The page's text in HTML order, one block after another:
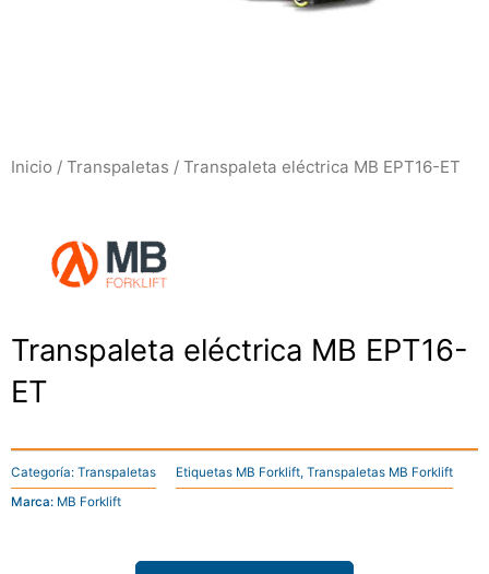
Inicio / Transpaletas / Transpaleta eléctrica MB EPT16-ET
Transpaleta eléctrica MB EPT16-
ET
Categoría: Transpaletas Etiquetas MB Forklift, Transpaletas MB Forklift
Marca: MB Forklift